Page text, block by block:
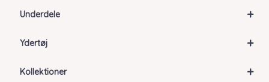
+
Underdele
+
Ydertøj
+
Kollektioner